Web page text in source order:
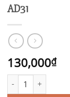
AD31
130,000₫
AD31 quantity